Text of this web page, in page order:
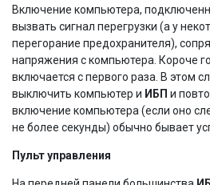
Включение компьютера,
вызвать сигнал перегрузки (а у
перегорание предохранителя),
напряжения с компьютера. Короче
включается с первого раза. В этом
выключить компьютер и ИБП и
включение компьютера (если оно
не более секунды) обычно бывает
Пульт управления